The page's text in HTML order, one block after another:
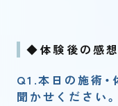
◆体験後の感
Q1.本日の施術
聞かせください。